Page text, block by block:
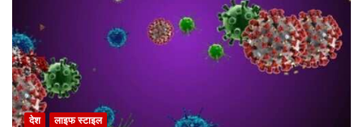
देश लाइफ स्टाइल